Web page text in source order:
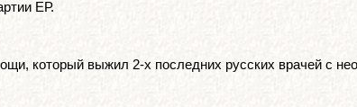
ЕР.
который выжил 2-х последних русских врачей с